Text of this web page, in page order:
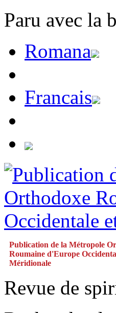
Paru avec la
Romana
Francais
Publication de la Métropole
Roumaine d'Europe
Méridionale
Revue de